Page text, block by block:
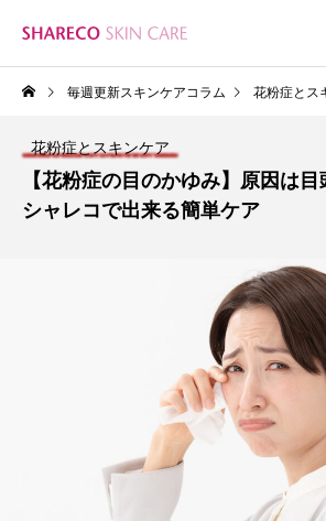
毎週更新スキンケアコラム 花粉症とス
花粉症とスキンケア
【花粉症の目のかゆみ】原因は
シャレコで出来る簡単ケア